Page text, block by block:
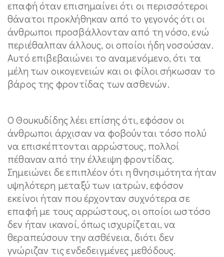
επαφή όταν επισημαίνει ότι οι περισσότεροι
θάνατοι προκλήθηκαν από το γεγονός ότι οι
άνθρωποι προσβάλλονταν από τη νόσο, ενώ
περιέθαλπαν άλλους, οι οποίοι ήδη νοσούσαν.
Αυτό επιβεβαιώνει το αναμενόμενο, ότι τα
μέλη των οικογενειών και οι φίλοι σήκωσαν το
βάρος της φροντίδας των ασθενών.
Ο Θουκυδίδης λέει επίσης ότι, εφόσον οι
άνθρωποι άρχισαν να φοβούνται τόσο πολύ
να επισκέπτονται αρρώστους, πολλοί
πέθαναν από την έλλειψη φροντίδας.
Σημειώνει δε επιπλέον ότι η θνησιμότητα ήταν
υψηλότερη μεταξύ των ιατρών, εφόσον
εκείνοι ήταν που έρχονταν συχνότερα σε
επαφή με τους αρρώστους, οι οποίοι ωστόσο
δεν ήταν ικανοί, όπως ισχυρίζεται, να
θεραπεύσουν την ασθένεια, διότι δεν
γνώριζαν τις ενδεδειγμένες μεθόδους.